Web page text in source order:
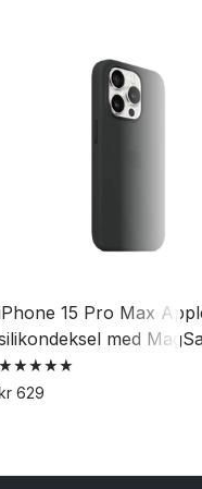
15 Pro Max
med
629